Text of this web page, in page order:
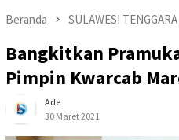
Beranda SULAWESI TENGGARA
Bangkitkan
Pimpin Kwarcab
Ade
30 Maret 2021